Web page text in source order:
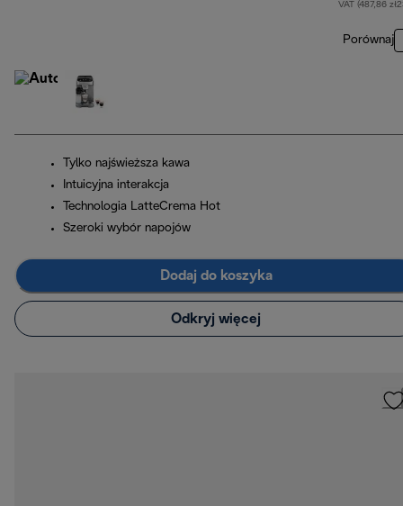
VAT (487,86
Porównaj
Tylko najświeższa kawa
Intuicyjna interakcja
Technologia LatteCrema Hot
Szeroki wybór napojów
Dodaj do koszyka
Odkryj więcej